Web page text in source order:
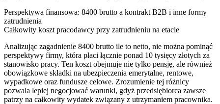
Perspektywa finansowa: 8400 brutto a kontrakt B2B i inne formy
zatrudnienia
Całkowity koszt pracodawcy przy zatrudnieniu na etacie
Analizując zagadnienie 8400 brutto ile to netto, nie można pominąć
perspektywy firmy, która płaci łącznie ponad 10 tysięcy złotych za
stanowisko pracy. Ten koszt obejmuje nie tylko pensję, ale również
obowiązkowe składki na ubezpieczenia emerytalne, rentowe,
wypadkowe oraz fundusze celowe. Zrozumienie tej różnicy
pozwala lepiej negocjować warunki, gdyż przedsiębiorca zawsze
patrzy na całkowity wydatek związany z utrzymaniem pracownika.